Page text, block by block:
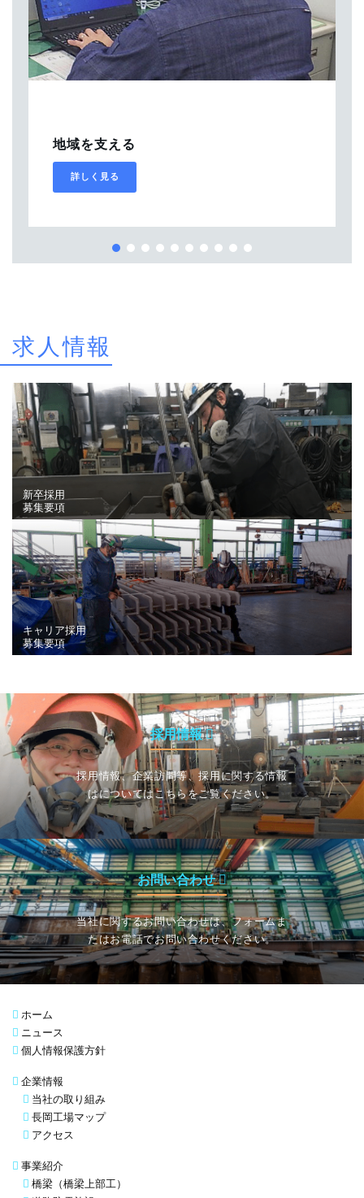
地域を支える
詳しく見る
求人情報
新卒採用
募集要項
キャリア採用
募集要項
採用情報
採用情報、企業訪問等、採用に関する情報
はについてはこちらをご覧ください。
お問い合わせ
当社に関するお問い合わせは、フォームま
たはお電話でお問い合わせください。
ホーム
ニュース
個人情報保護方針
企業情報
当社の取り組み
長岡工場マップ
アクセス
事業紹介
橋梁（橋梁上部工）